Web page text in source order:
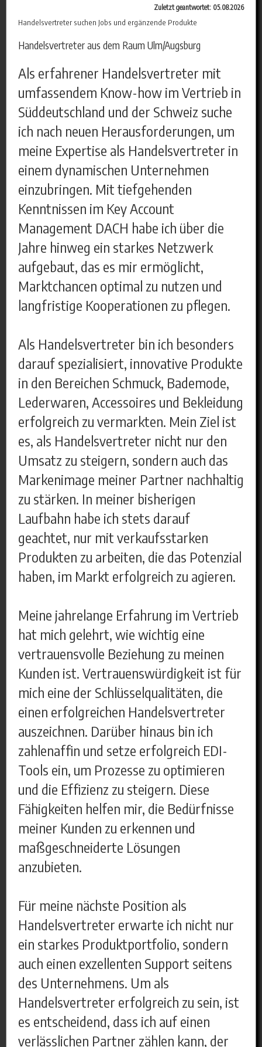
Zuletzt geantwortet: 05.08.2026
Handelsvertreter suchen Jobs und ergänzende Produkte
Handelsvertreter aus dem Raum Ulm/Augsburg
Als erfahrener Handelsvertreter mit
umfassendem Know-how im Vertrieb in
Süddeutschland und der Schweiz suche
ich nach neuen Herausforderungen, um
meine Expertise als Handelsvertreter in
einem dynamischen Unternehmen
einzubringen. Mit tiefgehenden
Kenntnissen im Key Account
Management DACH habe ich über die
Jahre hinweg ein starkes Netzwerk
aufgebaut, das es mir ermöglicht,
Marktchancen optimal zu nutzen und
langfristige Kooperationen zu pflegen.
Als Handelsvertreter bin ich besonders
darauf spezialisiert, innovative Produkte
in den Bereichen Schmuck, Bademode,
Lederwaren, Accessoires und Bekleidung
erfolgreich zu vermarkten. Mein Ziel ist
es, als Handelsvertreter nicht nur den
Umsatz zu steigern, sondern auch das
Markenimage meiner Partner nachhaltig
zu stärken. In meiner bisherigen
Laufbahn habe ich stets darauf
geachtet, nur mit verkaufsstarken
Produkten zu arbeiten, die das Potenzial
haben, im Markt erfolgreich zu agieren.
Meine jahrelange Erfahrung im Vertrieb
hat mich gelehrt, wie wichtig eine
vertrauensvolle Beziehung zu meinen
Kunden ist. Vertrauenswürdigkeit ist für
mich eine der Schlüsselqualitäten, die
einen erfolgreichen Handelsvertreter
auszeichnen. Darüber hinaus bin ich
zahlenaffin und setze erfolgreich EDI-
Tools ein, um Prozesse zu optimieren
und die Effizienz zu steigern. Diese
Fähigkeiten helfen mir, die Bedürfnisse
meiner Kunden zu erkennen und
maßgeschneiderte Lösungen
anzubieten.
Für meine nächste Position als
Handelsvertreter erwarte ich nicht nur
ein starkes Produktportfolio, sondern
auch einen exzellenten Support seitens
des Unternehmens. Um als
Handelsvertreter erfolgreich zu sein, ist
es entscheidend, dass ich auf einen
verlässlichen Partner zählen kann, der